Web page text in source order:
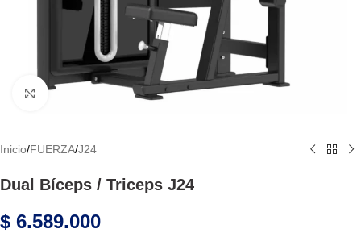
Haga Click para agrandar
Inicio/FUERZA/J24
Dual Bíceps / Triceps J24
$ 6.589.000